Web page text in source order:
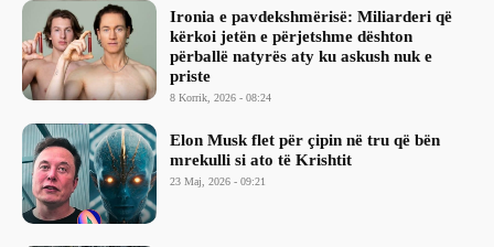
Ironia e pavdekshmërisë: Miliarderi që
kërkoi jetën e përjetshme dështon
përballë natyrës aty ku askush nuk e
priste
8 Korrik, 2026 - 08:24
Elon Musk flet për çipin në tru që bën
mrekulli si ato të Krishtit
23 Maj, 2026 - 09:21